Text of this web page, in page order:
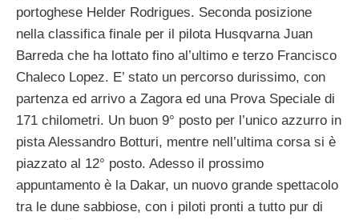
portoghese Helder Rodrigues. Seconda posizione
nella classifica finale per il pilota Husqvarna Juan
Barreda che ha lottato fino al’ultimo e terzo Francisco
Chaleco Lopez. E’ stato un percorso durissimo, con
partenza ed arrivo a Zagora ed una Prova Speciale di
171 chilometri. Un buon 9° posto per l’unico azzurro in
pista Alessandro Botturi, mentre nell’ultima corsa si è
piazzato al 12° posto. Adesso il prossimo
appuntamento è la Dakar, un nuovo grande spettacolo
tra le dune sabbiose, con i piloti pronti a tutto pur di